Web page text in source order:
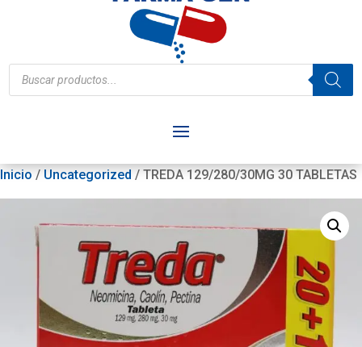
Búsqueda
de
productos
Inicio / Uncategorized / TREDA 129/280/30MG 30 TABLETAS